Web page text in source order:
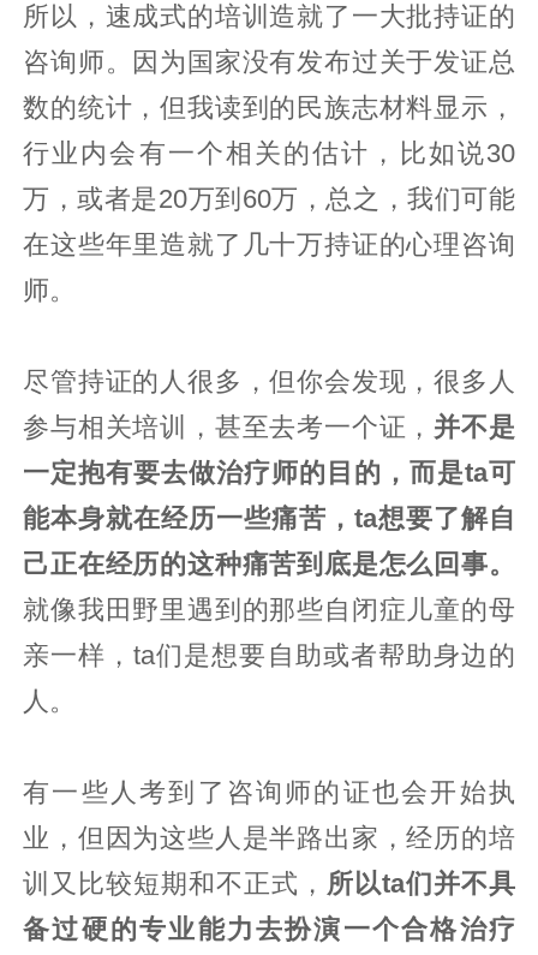
所以，速成式的培训造就了一大批持证的
咨询师。因为国家没有发布过关于发证总
数的统计，但我读到的民族志材料显示，
行业内会有一个相关的估计，比如说30
万，或者是20万到60万，总之，我们可能
在这些年里造就了几十万持证的心理咨询
师。
尽管持证的人很多，但你会发现，很多人
参与相关培训，甚至去考一个证， 并不是
一定抱有要去做治疗师的目的，而是ta可
能本身就在经历一些痛苦，ta想要了解自
己正在经历的这种痛苦到底是怎么回事。
就像我田野里遇到的那些自闭症儿童的母
亲一样，ta们是想要自助或者帮助身边的
人。
有一些人考到了咨询师的证也会开始执
业，但因为这些人是半路出家，经历的培
训又比较短期和不正式， 所以ta们并不具
备过硬的专业能力去扮演一个合格治疗